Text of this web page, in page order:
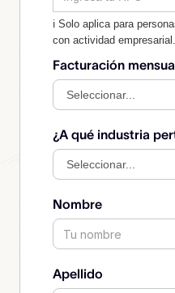
ℹ Solo aplica para
con actividad empresarial.
Facturación
¿A qué industria
Nombre
Apellido